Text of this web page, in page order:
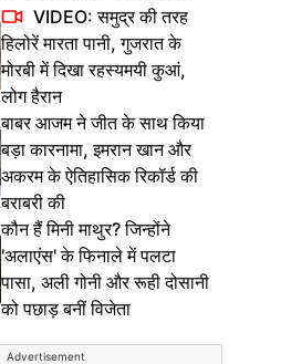
VIDEO: समुद्र की तरह
हिलोरें मारता पानी, गुजरात के
मोरबी में दिखा रहस्यमयी कुआं,
लोग हैरान
बाबर आजम ने जीत के साथ किया
बड़ा कारनामा, इमरान खान और
अकरम के ऐतिहासिक रिकॉर्ड की
बराबरी की
कौन हैं मिनी माथुर? जिन्होंने
'अलाएंस' के फिनाले में पलटा
पासा, अली गोनी और रूही दोसानी
को पछाड़ बनीं विजेता
Advertisement